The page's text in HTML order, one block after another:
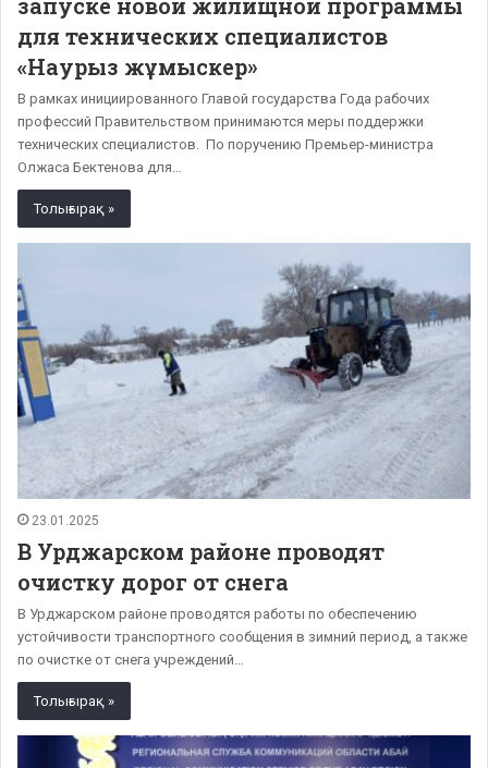
запуске новой жилищной программы
для технических специалистов
«Наурыз жұмыскер»
В рамках инициированного Главой государства Года рабочих
профессий Правительством принимаются меры поддержки
технических специалистов. По поручению Премьер-министра
Олжаса Бектенова для…
Толығырақ »
23.01.2025
В Урджарском районе проводят
очистку дорог от снега
В Урджарском районе проводятся работы по обеспечению
устойчивости транспортного сообщения в зимний период, а также
по очистке от снега учреждений…
Толығырақ »